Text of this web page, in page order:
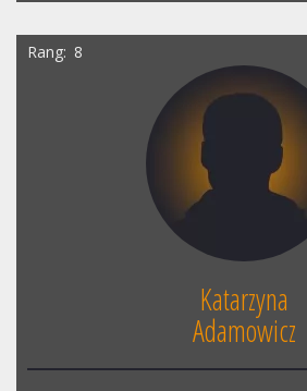
Rang 8
Katarzyna
Adamowicz